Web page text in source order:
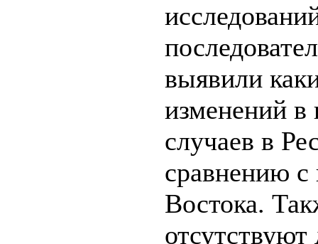
выявили
изменений в
случаев в
сравнению с
Востока.
отсутствуют